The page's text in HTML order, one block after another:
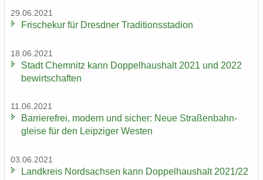
29.06.2021
Fri­sche­kur für Dresd­ner Tra­di­ti­ons­sta­di­on
18.06.2021
Stadt Chem­nitz kann Dop­pel­haus­halt 2021 und 2022
be­wirt­schaf­ten
11.06.2021
Bar­rie­re­frei, mo­dern und si­cher: Neue Stra­ßen­bahn­
glei­se für den Leip­zi­ger Wes­ten
03.06.2021
Land­kreis Nord­sach­sen kann Dop­pel­haus­halt 2021/22